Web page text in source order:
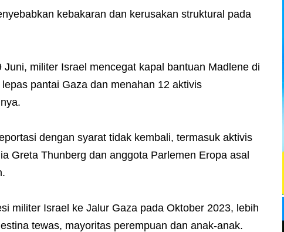
kebakaran dan kerusakan struktural pada
Juni, militer Israel mencegat kapal bantuan Madlene di
pantai Gaza dan menahan 12 aktivis
dengan syarat tidak kembali, termasuk aktivis
Greta Thunberg dan anggota Parlemen Eropa asal
militer Israel ke Jalur Gaza pada Oktober 2023, lebih
tewas, mayoritas perempuan dan anak-anak.